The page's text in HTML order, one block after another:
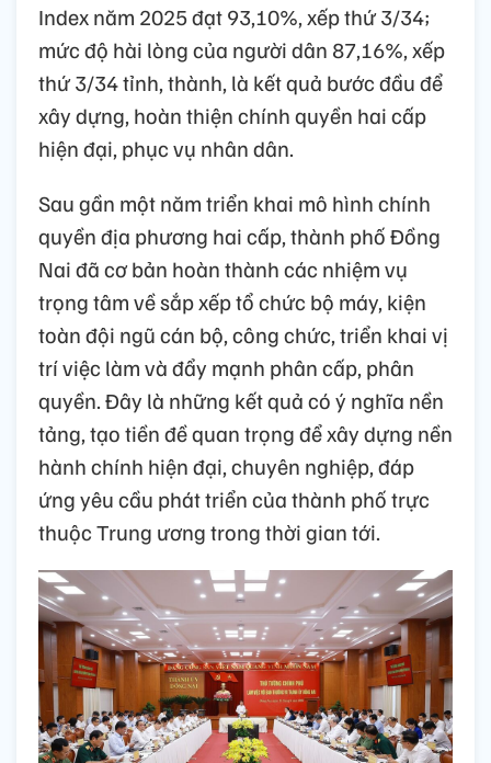
Index năm 2025 đạt 93,10%, xếp thứ 3/34;
mức độ hài lòng của người dân 87,16%, xếp
thứ 3/34 tỉnh, thành, là kết quả bước đầu để
xây dựng, hoàn thiện chính quyền hai cấp
hiện đại, phục vụ nhân dân.
Sau gần một năm triển khai mô hình chính
quyền địa phương hai cấp, thành phố Đồng
Nai đã cơ bản hoàn thành các nhiệm vụ
trọng tâm về sắp xếp tổ chức bộ máy, kiện
toàn đội ngũ cán bộ, công chức, triển khai vị
trí việc làm và đẩy mạnh phân cấp, phân
quyền. Đây là những kết quả có ý nghĩa nền
tảng, tạo tiền đề quan trọng để xây dựng nền
hành chính hiện đại, chuyên nghiệp, đáp
ứng yêu cầu phát triển của thành phố trực
thuộc Trung ương trong thời gian tới.